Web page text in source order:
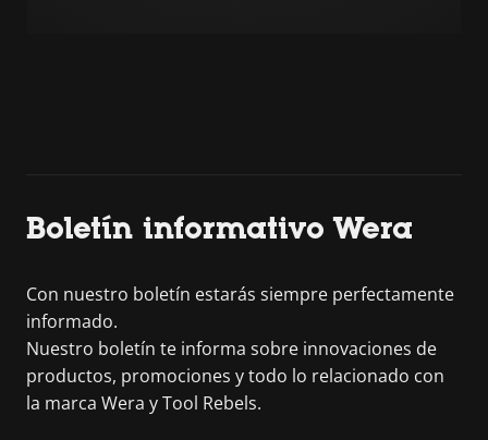
Boletín informativo Wera
Con nuestro boletín estarás siempre perfectamente
informado.
Nuestro boletín te informa sobre innovaciones de
productos, promociones y todo lo relacionado con
la marca Wera y Tool Rebels.